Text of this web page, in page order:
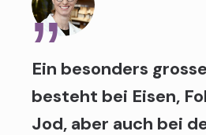
Ein besonders
besteht bei Eisen,
Jod, aber auch bei